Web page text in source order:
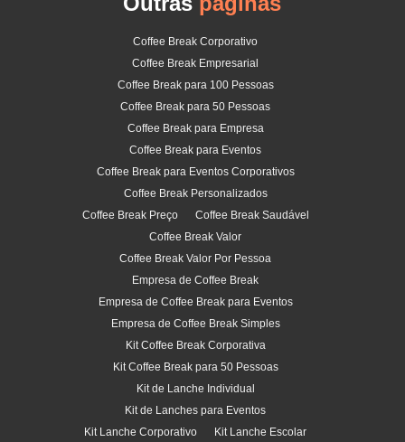
Coffee Break Corporativo
Coffee Break Empresarial
Coffee Break para 100 Pessoas
Coffee Break para 50 Pessoas
Coffee Break para Empresa
Coffee Break para Eventos
Coffee Break para Eventos Corporativos
Coffee Break Personalizados
Coffee Break Preço
Coffee Break Saudável
Coffee Break Valor
Coffee Break Valor Por Pessoa
Empresa de Coffee Break
Empresa de Coffee Break para Eventos
Empresa de Coffee Break Simples
Kit Coffee Break Corporativa
Kit Coffee Break para 50 Pessoas
Kit de Lanche Individual
Kit de Lanches para Eventos
Kit Lanche Corporativo
Kit Lanche Escolar